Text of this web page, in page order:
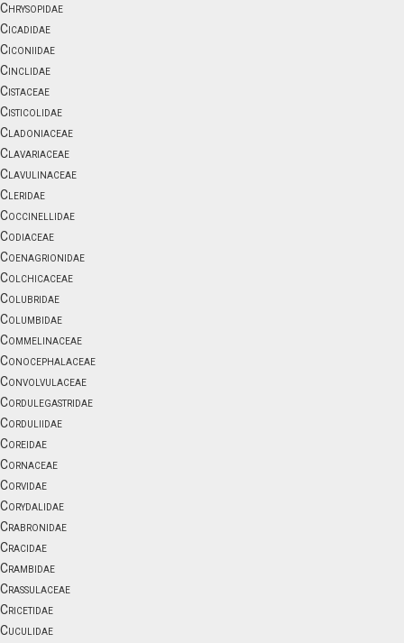
Chrysopidae
Cicadidae
Ciconiidae
Cinclidae
Cistaceae
Cisticolidae
Cladoniaceae
Clavariaceae
Clavulinaceae
Cleridae
Coccinellidae
Codiaceae
Coenagrionidae
Colchicaceae
Colubridae
Columbidae
Commelinaceae
Conocephalaceae
Convolvulaceae
Cordulegastridae
Corduliidae
Coreidae
Cornaceae
Corvidae
Corydalidae
Crabronidae
Cracidae
Crambidae
Crassulaceae
Cricetidae
Cuculidae